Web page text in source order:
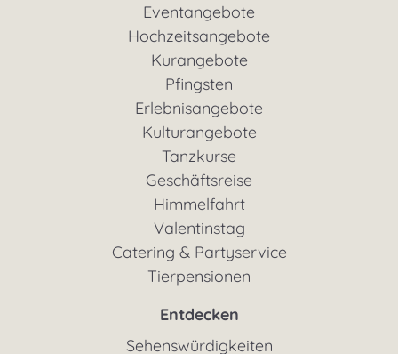
Eventangebote
Hochzeitsangebote
Kurangebote
Pfingsten
Erlebnisangebote
Kulturangebote
Tanzkurse
Geschäftsreise
Himmelfahrt
Valentinstag
Catering & Partyservice
Tierpensionen
Entdecken
Sehenswürdigkeiten